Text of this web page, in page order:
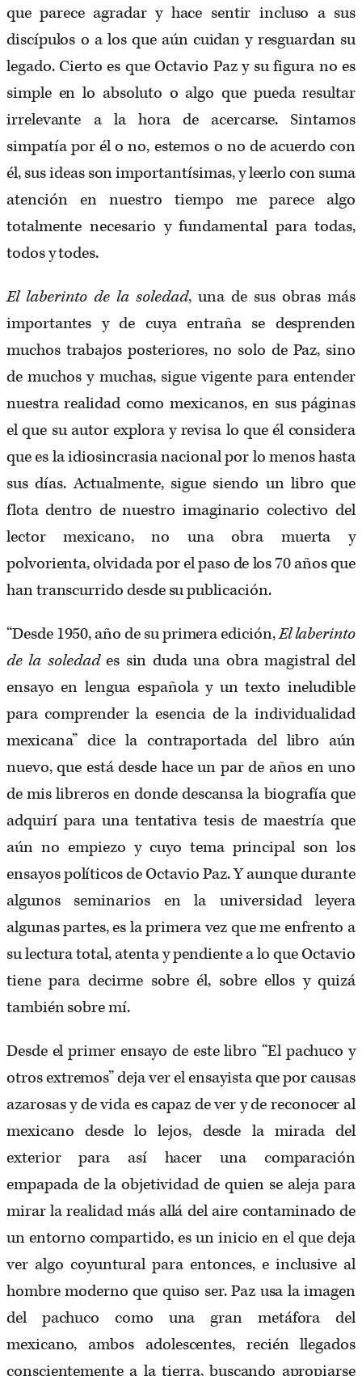
que parece agradar y hace sentir incluso a sus
discípulos o a los que aún cuidan y resguardan su
legado. Cierto es que Octavio Paz y su figura no es
simple en lo absoluto o algo que pueda resultar
irrelevante a la hora de acercarse. Sintamos
simpatía por él o no, estemos o no de acuerdo con
él, sus ideas son importantísimas, y leerlo con suma
atención en nuestro tiempo me parece algo
totalmente necesario y fundamental para todas,
todos y todes.
El laberinto de la soledad, una de sus obras más
importantes y de cuya entraña se desprenden
muchos trabajos posteriores, no solo de Paz, sino
de muchos y muchas, sigue vigente para entender
nuestra realidad como mexicanos, en sus páginas
el que su autor explora y revisa lo que él considera
que es la idiosincrasia nacional por lo menos hasta
sus días. Actualmente, sigue siendo un libro que
flota dentro de nuestro imaginario colectivo del
lector mexicano, no una obra muerta y
polvorienta, olvidada por el paso de los 70 años que
han transcurrido desde su publicación.
“Desde 1950, año de su primera edición,El laberinto
de la soledades sin duda una obra magistral del
ensayo en lengua española y un texto ineludible
para comprender la esencia de la individualidad
mexicana” dice la contraportada del libro aún
nuevo, que está desde hace un par de años en uno
de mis libreros en donde descansa la biografía que
adquirí para una tentativa tesis de maestría que
aún no empiezo y cuyo tema principal son los
ensayos políticos de Octavio Paz. Y aunque durante
algunos seminarios en la universidad leyera
algunas partes, es la primera vez que me enfrento a
su lectura total, atenta y pendiente a lo que Octavio
tiene para decirme sobre él, sobre ellos y quizá
también sobre mí.
Desde el primer ensayo de este libro “El pachuco y
otros extremos” deja ver el ensayista que por causas
azarosas y de vida es capaz de ver y de reconocer al
mexicano desde lo lejos, desde la mirada del
exterior para así hacer una comparación
empapada de la objetividad de quien se aleja para
mirar la realidad más allá del aire contaminado de
un entorno compartido, es un inicio en el que deja
ver algo coyuntural para entonces, e inclusive al
hombre moderno que quiso ser. Paz usa la imagen
del pachuco como una gran metáfora del
mexicano, ambos adolescentes, recién llegados
conscientemente a la tierra, buscando apropiarse